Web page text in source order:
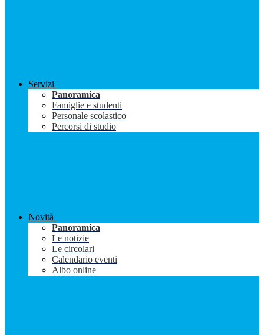
Servizi
Panoramica
Famiglie e studenti
Personale scolastico
Percorsi di studio
Novità
Panoramica
Le notizie
Le circolari
Calendario eventi
Albo online